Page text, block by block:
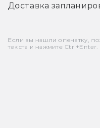
Доставка
Если вы нашли опечатку,
текста и нажмите Ctrl+Enter.